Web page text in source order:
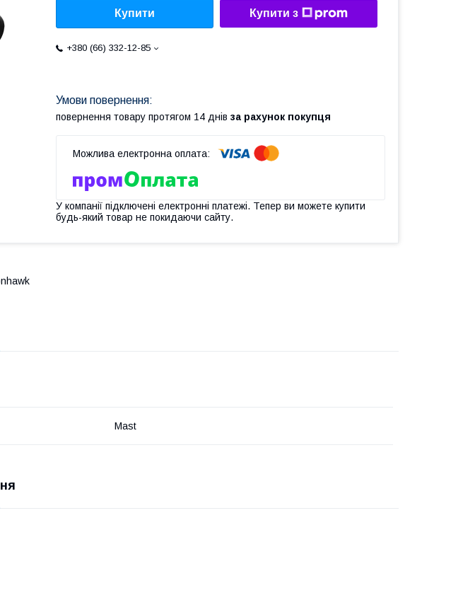
Купити Купити з
+380 (66) 332-12-85
повернення товару протягом 14 днів за рахунок покупця
У компанії підключені електронні платежі. Тепер ви можете купити
будь-який товар не покидаючи сайту.
Mast